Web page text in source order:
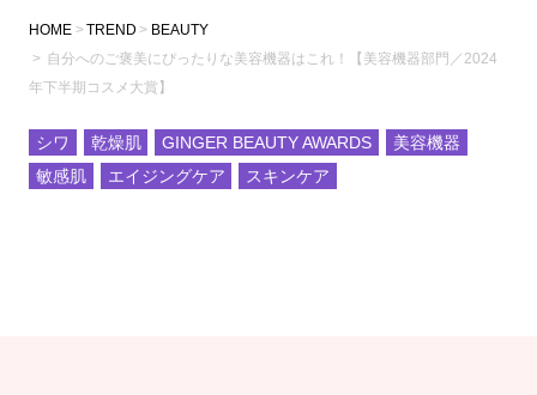
HOME TREND
BEAUTY
自分へのご褒美にぴったりな美容機器はこれ！【美容機器部門／2024
年下半期コスメ大賞】
シワ 乾燥肌 GINGER BEAUTY AWARDS
美容機器
敏感肌
エイジングケア スキンケア